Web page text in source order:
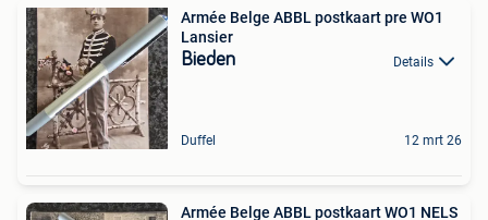
Armée Belge ABBL postkaart pre WO1
Lansier
Bieden Details
Duffel 12 mrt 26
Armée Belge ABBL postkaart WO1 NELS